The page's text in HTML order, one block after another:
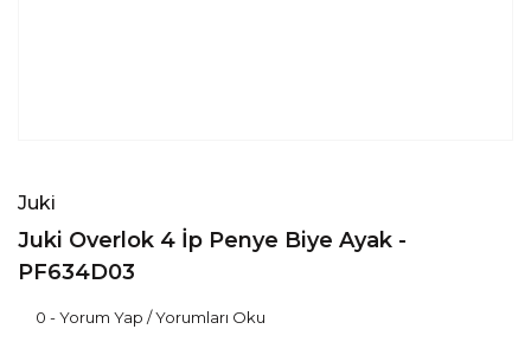
Juki
Juki Overlok 4 İp Penye Biye Ayak -
PF634D03
0 - Yorum Yap / Yorumları Oku